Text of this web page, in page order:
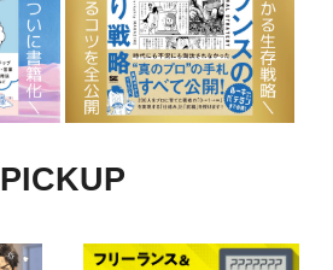
PICKUP